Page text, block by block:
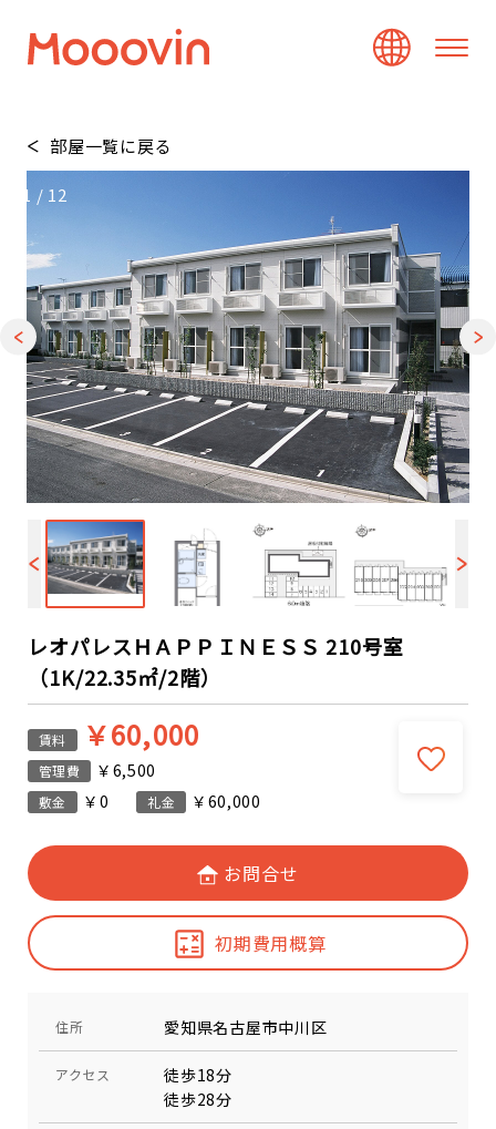
部屋一覧に戻る
1 / 12
レオパレスＨＡＰＰＩＮＥＳＳ 210号室
（1K/22.35㎡/2階）
賃料 ￥60,000
管理費 ￥6,500
敷金 ￥0 礼金 ￥60,000
お問合せ
初期費用概算
住所 愛知県名古屋市中川区
アクセス
徒歩18分
徒歩28分